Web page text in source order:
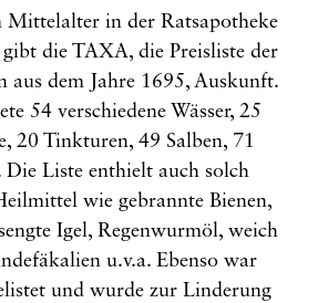
Mittelalter in der Ratsapotheke
die TAXA, die Preisliste der
aus dem Jahre 1695, Auskunft.
54 verschiedene Wässer, 25
20 Tinkturen, 49 Salben, 71
Die Liste enthielt auch solch
wie gebrannte Bienen,
Igel, Regenwurmöl, weich
u.v.a. Ebenso war
und wurde zur Linderung